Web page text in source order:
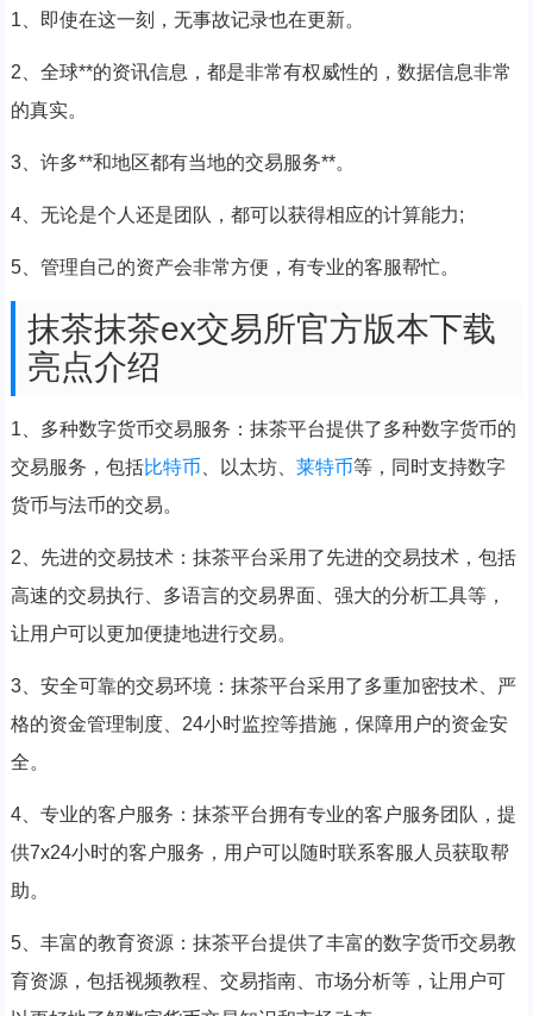
1、即使在这一刻，无事故记录也在更新。
2、全球**的资讯信息，都是非常有权威性的，数据信息非常
的真实。
3、许多**和地区都有当地的交易服务**。
4、无论是个人还是团队，都可以获得相应的计算能力;
5、管理自己的资产会非常方便，有专业的客服帮忙。
抹茶抹茶ex交易所官方版本下载
亮点介绍
1、多种数字货币交易服务：抹茶平台提供了多种数字货币的
交易服务，包括比特币 、以太坊、 莱特币等，同时支持数字
货币与法币的交易。
2、先进的交易技术：抹茶平台采用了先进的交易技术，包括
高速的交易执行、多语言的交易界面、强大的分析工具等，
让用户可以更加便捷地进行交易。
3、安全可靠的交易环境：抹茶平台采用了多重加密技术、严
格的资金管理制度、24小时监控等措施，保障用户的资金安
全。
4、专业的客户服务：抹茶平台拥有专业的客户服务团队，提
供7x24小时的客户服务，用户可以随时联系客服人员获取帮
助。
5、丰富的教育资源：抹茶平台提供了丰富的数字货币交易教
育资源，包括视频教程、交易指南、市场分析等，让用户可